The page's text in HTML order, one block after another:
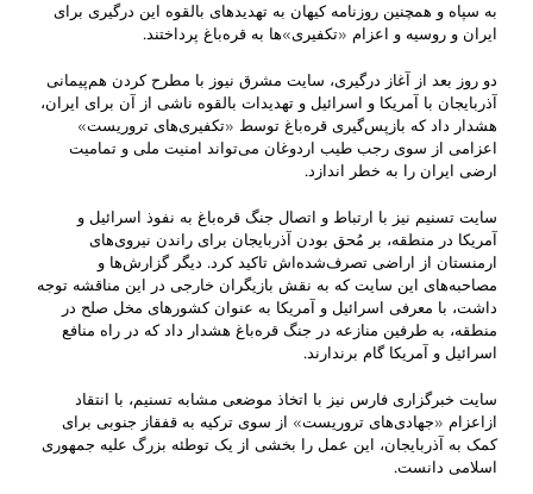
به سپاه و همچنین روزنامه کیهان به تهدید‌های بالقوه این درگیری برای
ایران و روسیه و اعزام «تکفیری»‌ها به قره‌باغ پرداختند.
دو روز بعد از آغاز درگیری، سایت مشرق نیوز با مطرح کردن هم‌پیمانی
آذربایجان با آمریکا و اسرائیل و تهدیدات بالقوه ناشی از آن برای ایران،
هشدار داد که بازپس‌گیری قره‌باغ توسط «تکفیری‌های تروریست»
اعزامی از سوی رجب طیب اردوغان می‌تواند امنیت ملی و تمامیت
ارضی ایران را به خطر اندازد.
سایت تسنیم نیز با ارتباط و اتصال جنگ قره‌باغ به نفوذ اسرائیل و
آمریکا در منطقه، بر مُحق بودن آذربایجان برای راندن نیروی‌های
ارمنستان از اراضی تصرف‌شده‌اش تاکید کرد. دیگر گزارش‌ها و
مصاحبه‌های این سایت که به نقش بازیگران خارجی در این مناقشه توجه
داشت، با معرفی اسرائیل و آمریکا به عنوان کشورهای مخل صلح در
منطقه، به طرفین منازعه در جنگ قره‌باغ هشدار داد که در راه منافع
اسرائیل و آمریکا گام برندارند.
سایت خبرگزاری فارس نیز با اتخاذ موضعی مشابه تسنیم، با انتقاد
ازاعزام «جهادی‌های تروریست» از سوی ترکیه به قفقاز جنوبی برای
کمک به آذربایجان، این عمل را بخشی از یک توطئه بزرگ علیه جمهوری
اسلامی دانست.